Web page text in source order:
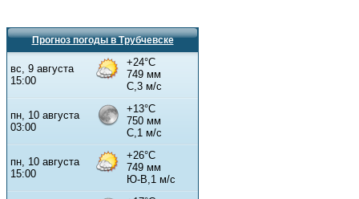
Прогноз погоды в Трубчевске